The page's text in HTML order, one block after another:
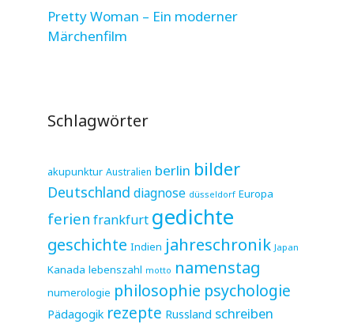
Pretty Woman – Ein moderner
Märchenfilm
Schlagwörter
akupunktur Australien berlin bilder
Deutschland diagnose düsseldorf Europa
ferien frankfurt gedichte
geschichte Indien jahreschronik Japan
Kanada lebenszahl motto namenstag
numerologie philosophie psychologie
Pädagogik rezepte Russland schreiben